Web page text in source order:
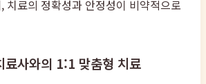
치료의 정확성과 안정성이 비약적으로
료사와의 1:1 맞춤형 치료